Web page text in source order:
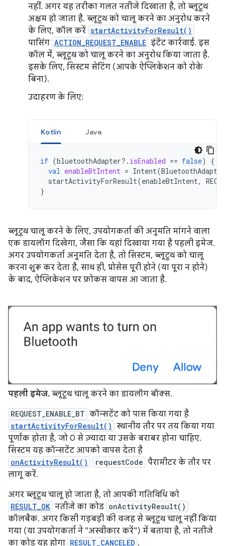
नहीं. अगर यह तरीका गलत नतीजे दिखाता है, तो ब्लूटूथ
अक्षम हो जाता है. ब्लूटूथ को चालू करने का अनुरोध करने
के लिए, कॉल करें startActivityForResult()
पासिंग ACTION_REQUEST_ENABLE इंटेंट कार्रवाई. इस
कॉल में, ब्लूटूथ को चालू करने का अनुरोध किया जाता है.
इसके लिए, सिस्टम सेटिंग (आपके ऐप्लिकेशन को रोके
बिना).
उदाहरण के लिए:
Kotlin Java
if (bluetoothAdapter?. isEnabled == false)
{
val enableBtIntent = Intent(BluetoothAdapter
startActivityForResult(enableBtIntent,
}
ब्लूटूथ चालू करने के लिए, उपयोगकर्ता की अनुमति मांगने वाला
एक डायलॉग दिखेगा, जैसा कि यहां दिखाया गया है पहली इमेज.
अगर उपयोगकर्ता अनुमति देता है, तो सिस्टम, ब्लूटूथ को चालू
करना शुरू कर देता है, साथ ही, प्रोसेस पूरी होने (या पूरा न होने)
के बाद, ऐप्लिकेशन पर फ़ोकस वापस आ जाता है.
पहली इमेज. ब्लूटूथ चालू करने का डायलॉग बॉक्स.
REQUEST_ENABLE_BT कॉन्सटेंट को पास किया गया है
startActivityForResult() स्थानीय तौर पर तय किया गया
पूर्णांक होता है, जो 0 से ज़्यादा या उसके बराबर होना चाहिए.
सिस्टम यह कॉन्सटेंट आपको वापस देता है
onActivityResult() requestCode पैरामीटर के तौर पर
लागू करें.
अगर ब्लूटूथ चालू हो जाता है, तो आपकी गतिविधि को
RESULT_OK नतीजे का कोड onActivityResult()
कॉलबैक. अगर किसी गड़बड़ी की वजह से ब्लूटूथ चालू नहीं किया
गया (या उपयोगकर्ता ने "अस्वीकार करें") में बताया है, तो नतीजे
का कोड यह होगा RESULT_CANCELED .